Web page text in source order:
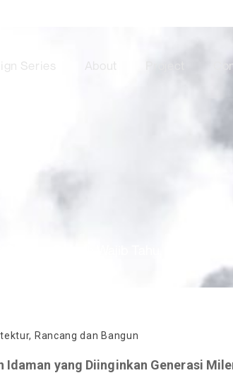
Series About
Bangun Rumah Wajib Tahu, Kriteria
, Rancang dan Bangun
Idaman yang Diinginkan Generasi